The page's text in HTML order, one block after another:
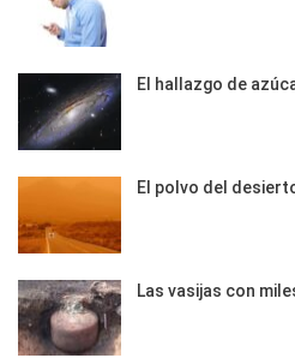
El hallazgo de
El polvo del
Las vasijas con